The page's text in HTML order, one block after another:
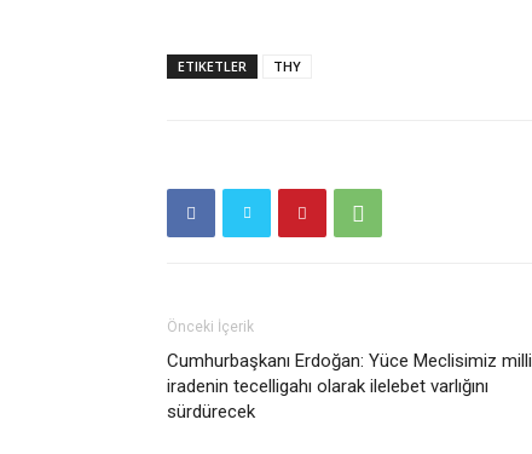
ETIKETLER THY
Önceki İçerik
Cumhurbaşkanı Erdoğan: Yüce Meclisimiz milli
iradenin tecelligahı olarak ilelebet varlığını
sürdürecek